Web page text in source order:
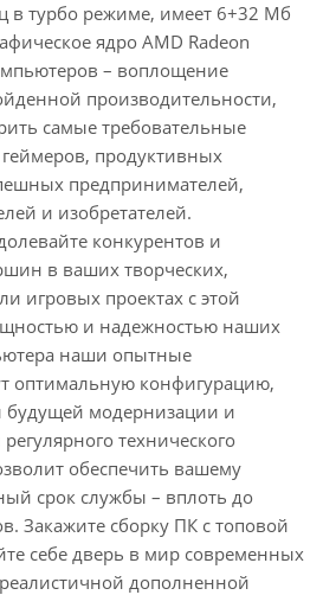
в турбо режиме, имеет 6+32 Мб
ядро AMD Radeon
– воплощение
производительности,
самые требовательные
продуктивных
предпринимателей,
и изобретателей.
конкурентов и
в ваших творческих,
игровых проектах с этой
и надежностью наших
наши опытные
оптимальную конфигурацию,
будущей модернизации и
технического
обеспечить вашему
срок службы – вплоть до
Закажите сборку ПК с топовой
себе дверь в мир современных
дополненной